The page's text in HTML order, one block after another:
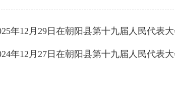
年12月29日在朝阳县第十九届人民代表
年12月27日在朝阳县第十九届人民代表